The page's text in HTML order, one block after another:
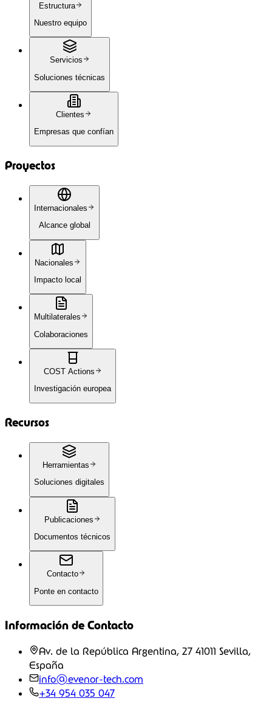
Estructura
Nuestro equipo
Servicios
Soluciones técnicas
Clientes
Empresas que confían
Proyectos
Internacionales
Alcance global
Nacionales
Impacto local
Multilaterales
Colaboraciones
COST Actions
Investigación europea
Recursos
Herramientas
Soluciones digitales
Publicaciones
Documentos técnicos
Contacto
Ponte en contacto
Información de Contacto
Av. de la República Argentina, 27 41011 Sevilla,
España
info@evenor-tech.com
+34 954 035 047